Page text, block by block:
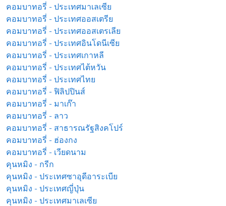
คอมบาทอรี่ - ประเทศมาเลเซีย
คอมบาทอรี่ - ประเทศออสเตรีย
คอมบาทอรี่ - ประเทศออสเตรเลีย
คอมบาทอรี่ - ประเทศอินโดนีเซีย
คอมบาทอรี่ - ประเทศเกาหลี
คอมบาทอรี่ - ประเทศไต้หวัน
คอมบาทอรี่ - ประเทศไทย
คอมบาทอรี่ - ฟิลิปปินส์
คอมบาทอรี่ - มาเก๊า
คอมบาทอรี่ - ลาว
คอมบาทอรี่ - สาธารณรัฐสิงคโปร์
คอมบาทอรี่ - ฮ่องกง
คอมบาทอรี่ - เวียดนาม
คุนหมิง - กรีก
คุนหมิง - ประเทศซาอุดีอาระเบีย
คุนหมิง - ประเทศญี่ปุ่น
คุนหมิง - ประเทศมาเลเซีย